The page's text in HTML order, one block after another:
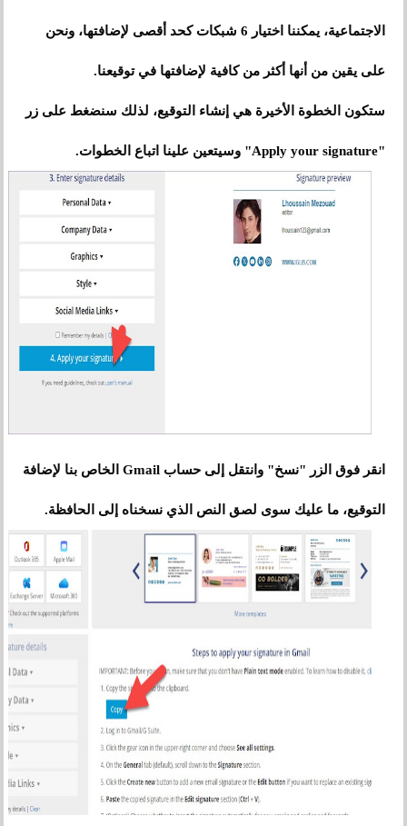
الاجتماعية، يمكننا اختيار 6 شبكات كحد أقصى لإضافتها، ونحن
على يقين من أنها أكثر من كافية لإضافتها في توقيعنا.
ستكون الخطوة الأخيرة هي إنشاء التوقيع، لذلك سنضغط على زر
"Apply your signature" وسيتعين علينا اتباع الخطوات.
انقر فوق الزر "نسخ" وانتقل إلى حساب Gmail الخاص بنا لإضافة
التوقيع، ما عليك سوى لصق النص الذي نسخناه إلى الحافظة.